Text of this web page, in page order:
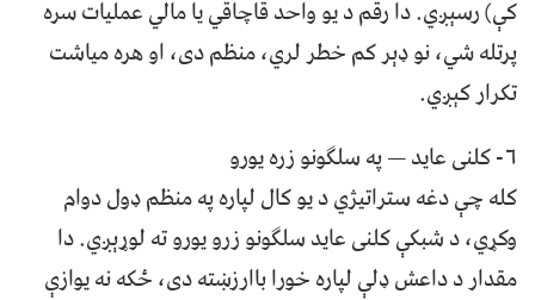
کې) رسېږي. دا رقم د یو واحد قاچاقي یا مالي عملیات سره
پرتله شي، نو ډېر کم خطر لري، منظم دی، او هره میاشت
تکرار کېږي.
۶- کلنی عاید — په سلګونو زره یورو
کله چې دغه ستراتیژي د یو کال لپاره په منظم ډول دوام
وکړي، د شبکې کلنی عاید سلګونو زرو یورو ته لوړېږي. دا
مقدار د داعش ډلې لپاره خورا باارزښته دی، ځکه نه یوازې